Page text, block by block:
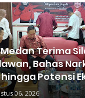
Medan Terima
Bahas
Potensi
06, 2026